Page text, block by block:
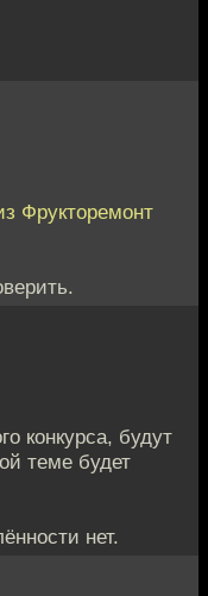
Фрукторемонт
конкурса, будут
теме будет
нет.